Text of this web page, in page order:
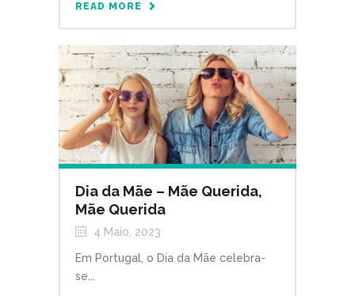
READ MORE
Dia da Mãe – Mãe Querida,
Mãe Querida
4 Maio, 2023
Em Portugal, o Dia da Mãe celebra-
se...